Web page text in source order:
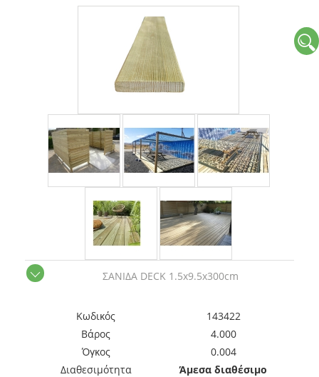
ΣΑNΙΔΑ DECK 1.5x9.5x300cm
Kωδικός
143422
Βάρος
4.000
Όγκος
0.004
Διαθεσιμότητα
Άμεσα διαθέσιμο